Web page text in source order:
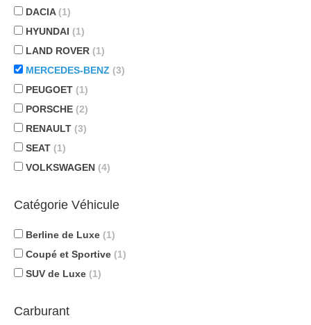
DACIA (1)
HYUNDAI (1)
LAND ROVER (1)
MERCEDES-BENZ (3)
PEUGOET (1)
PORSCHE (2)
RENAULT (3)
SEAT (1)
VOLKSWAGEN (4)
Catégorie Véhicule
Berline de Luxe (1)
Coupé et Sportive (1)
SUV de Luxe (1)
Carburant